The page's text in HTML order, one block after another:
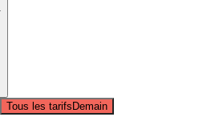
Tous les tarifsDemain